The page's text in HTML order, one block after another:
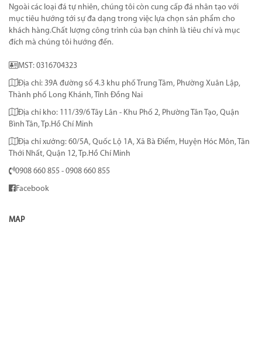
Ngoài các loại đá tự nhiên, chúng tôi còn cung cấp đá nhân tạo với
mục tiêu hướng tới sự đa dạng trong việc lựa chọn sản phẩm cho
khách hàng.Chất lượng công trình của bạn chính là tiêu chí và mục
đích mà chúng tôi hướng đến.
MST: 0316704323
Địa chỉ: 39A đường số 4.3 khu phố Trung Tâm, Phường Xuân Lập,
Thành phố Long Khánh, Tỉnh Đồng Nai
Địa chỉ kho: 111/39/6 Tây Lân - Khu Phố 2, Phường Tân Tạo, Quận
Bình Tân, Tp.Hồ Chí Minh
Địa chỉ xưởng: 60/5A, Quốc Lộ 1A, Xã Bà Điểm, Huyện Hóc Môn, Tân
Thới Nhất, Quận 12, Tp.Hồ Chí Minh
0908 660 855 - 0908 660 855
Facebook
MAP